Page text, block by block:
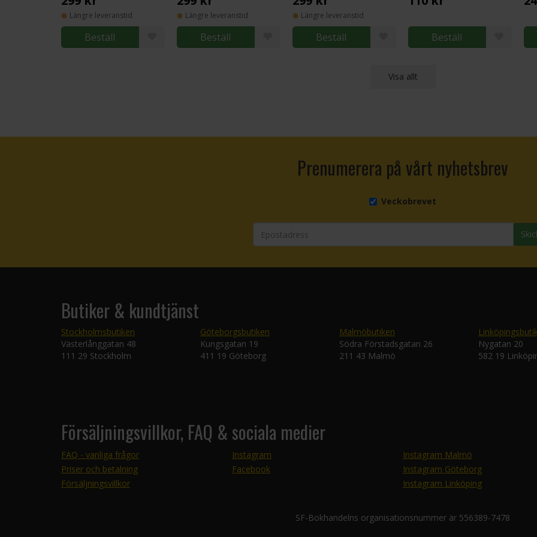
Längre leveranstid
Beställ
Längre leveranstid
Beställ
Längre leveranstid
Beställ Beställ
Visa allt
Prenumerera på vårt nyhetsbrev
Veckobrevet
Butiker & kundtjänst
Stockholmsbutiken
Västerlånggatan 48
111 29 Stockholm
Göteborgsbutiken
Kungsgatan 19
411 19 Göteborg
Malmöbutiken
Södra Förstadsgatan 26
211 43 Malmö
Nygatan 20
582 19
Försäljningsvillkor, FAQ & sociala medier
FAQ - vanliga frågor
Priser och betalning
Försäljningsvillkor
Instagram
Facebook
Instagram Malmö
Instagram Göteborg
Instagram Linköping
SF-Bokhandelns organisationsnummer är 556389-7478